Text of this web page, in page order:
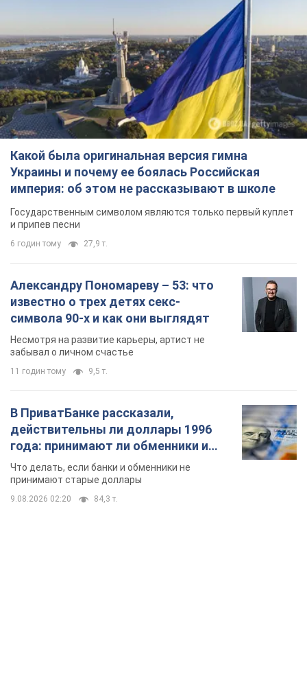
Какой была оригинальная версия гимна
Украины и почему ее боялась Российская
империя: об этом не рассказывают в школе
Государственным символом являются только первый куплет
и припев песни
6 годин тому 27,9 т.
Александру Пономареву – 53: что
известно о трех детях секс-
символа 90-х и как они выглядят
Несмотря на развитие карьеры, артист не
забывал о личном счастье
11 годин тому 9,5 т.
В ПриватБанке рассказали,
действительны ли доллары 1996
года: принимают ли обменники и
банки такие купюры
Что делать, если банки и обменники не
принимают старые доллары
9.08.2026 02:20 84,3 т.